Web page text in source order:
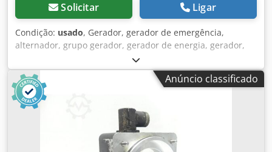
Solicitar Ligar
Condição: usado, Gerador, gerador de emergência,
alternador, grupo gerador, gerador de energia, gerador,
grupo gerador de emergência Djdpsdparyofx Am Tewa -
Potência: 3 kW -Motor: Marca Briggs & Stratton -Tomadas:
2x 220 V corrente alternada -Dimensões: 820/620/H460 mm
-Peso: 60 kg
Anúncio classificado